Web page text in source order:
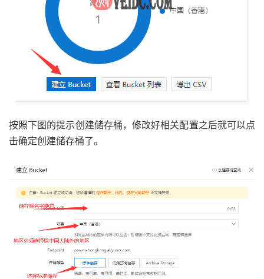
按照下图的提示创建储存桶，修改好相关配置之后就可以点
击确定创建储存桶了。